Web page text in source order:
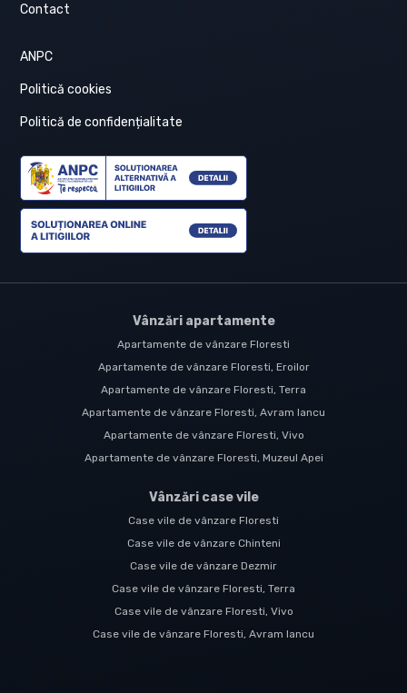
Contact
ANPC
Politică cookies
Politică de confidențialitate
Vânzări apartamente
Apartamente de vânzare Floresti
Apartamente de vânzare Floresti, Eroilor
Apartamente de vânzare Floresti, Terra
Apartamente de vânzare Floresti, Avram Iancu
Apartamente de vânzare Floresti, Vivo
Apartamente de vânzare Floresti, Muzeul Apei
Vânzări case vile
Case vile de vânzare Floresti
Case vile de vânzare Chinteni
Case vile de vânzare Dezmir
Case vile de vânzare Floresti, Terra
Case vile de vânzare Floresti, Vivo
Case vile de vânzare Floresti, Avram Iancu